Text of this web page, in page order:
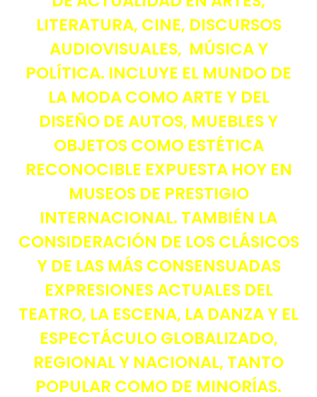
LITERATURA, CINE, DISCURSOS
AUDIOVISUALES, MÚSICA Y
POLÍTICA. INCLUYE EL MUNDO DE
LA MODA COMO ARTE Y DEL
DISEÑO DE AUTOS, MUEBLES Y
OBJETOS COMO ESTÉTICA
RECONOCIBLE EXPUESTA HOY EN
MUSEOS DE PRESTIGIO
INTERNACIONAL. TAMBIÉN LA
CONSIDERACIÓN DE LOS CLÁSICOS
Y DE LAS MÁS CONSENSUADAS
EXPRESIONES ACTUALES DEL
TEATRO, LA ESCENA, LA DANZA Y EL
ESPECTÁCULO GLOBALIZADO,
REGIONAL Y NACIONAL, TANTO
POPULAR COMO DE MINORÍAS.